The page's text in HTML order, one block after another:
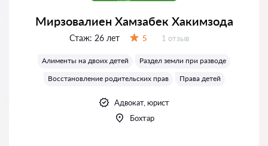
Мирзовалиен Хамзабек Хакимзода
Стаж: 26 лет 5 Отзывов:
1 отзыв
Алименты на двоих детей
Раздел земли при разводе
Восстановление родительских прав
Права детей
Адвокат, юрист
Бохтар